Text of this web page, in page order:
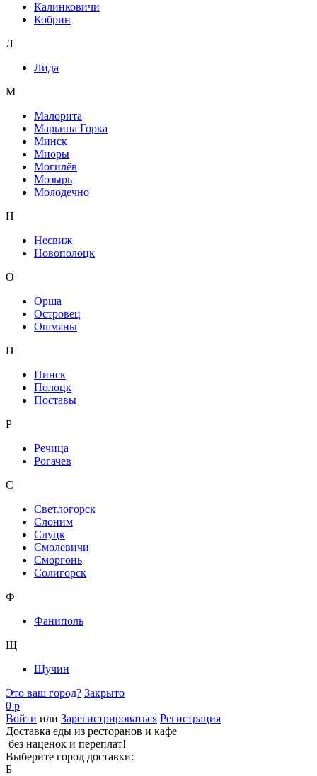
Калинковичи
Кобрин
Л
Лида
М
Малорита
Марьина Горка
Минск
Миоры
Могилёв
Мозырь
Молодечно
Н
Несвиж
Новополоцк
О
Орша
Островец
Ошмяны
П
Пинск
Полоцк
Поставы
Р
Речица
Рогачев
С
Светлогорск
Слоним
Слуцк
Смолевичи
Сморгонь
Солигорск
Ф
Фаниполь
Щ
Щучин
Это ваш город? Закрыто
0 р
Войти или Зарегистрироваться Регистрация
Доставка еды из ресторанов и кафе
без наценок и переплат!
Выберите город доставки:
Б